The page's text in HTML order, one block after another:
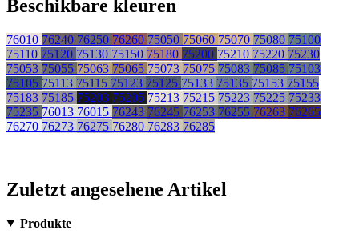
Beschikbare kleuren
76010 76240 76250 76260 75050 75060 75070 75080 75100
75110 75120 75130 75150 75180 75200 75210 75220 75230
75053 75055 75063 75065 75073 75075 75083 75085 75103
75105 75113 75115 75123 75125 75133 75135 75153 75155
75183 75185 75203 75205 75213 75215 75223 75225 75233
75235 76013 76015 76243 76245 76253 76255 76263 76265
76270 76273 76275 76280 76283 76285
Zuletzt angesehene Artikel
Produkte